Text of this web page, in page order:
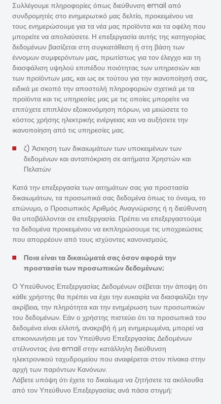
Συλλέγουμε πληροφορίες όπως διεύθυνση email από
συνδρομητές στο ενημερωτικό μας δελτίο, προκειμένου να
τους ενημερώσουμε για τα νέα μας προϊόντα και τα οφέλη που
μπορείτε να απολαύσετε. Η επεξεργασία αυτής της κατηγορίας
δεδομένων βασίζεται στη συγκατάθεση ή στη βάση των
έννομων συμφερόντων μας, πρωτίστως για τον έλεγχο και τη
διασφάλιση υψηλού επιπέδου ποιότητας των υπηρεσιών και
των προϊόντων μας, και ως εκ τούτου για την ικανοποίησή σας,
ειδικά με σκοπό την αποστολή πληροφοριών σχετικά με τα
προϊόντα και τις υπηρεσίες μας με τις οποίες μπορείτε να
επιτύχετε επιπλέον εξοικονόμηση πόρων, να μειώσετε το
κόστος χρήσης ηλεκτρικής ενέργειας και να αυξήσετε την
ικανοποίηση από τις υπηρεσίες μας.
ζ) Άσκηση των δικαιωμάτων των υποκειμένων των
δεδομένων και ανταπόκριση σε αιτήματα Χρηστών και
Πελατών
Κατά την επεξεργασία των αιτημάτων σας για προστασία
δικαιωμάτων, τα προσωπικά σας δεδομένα όπως το όνομα, το
επώνυμο, ο Προσωπικός Αριθμός Αναγνώρισης ή η διεύθυνση
θα υποβάλλονται σε επεξεργασία. Πρέπει να επεξεργαστούμε
τα δεδομένα προκειμένου να εκπληρώσουμε τις υποχρεώσεις
που απορρέουν από τους ισχύοντες κανονισμούς.
Ποια είναι τα δικαιώματά σας όσον αφορά την
προστασία των προσωπικών δεδομένων;
Ο Υπεύθυνος Επεξεργασίας Δεδομένων σέβεται την άποψη ότι
κάθε χρήστης θα πρέπει να έχει την ευκαιρία να διασφαλίζει την
ακρίβεια, την πληρότητα και την ενημέρωση των προσωπικών
του δεδομένων. Εάν ο χρήστης πιστεύει ότι τα προσωπικά του
δεδομένα είναι ελλιπή, ανακριβή ή μη ενημερωμένα, μπορεί να
επικοινωνήσει με τον Υπεύθυνο Επεξεργασίας Δεδομένων
στέλνοντας ένα email στην κατάλληλη διεύθυνση
ηλεκτρονικού ταχυδρομείου που αναφέρεται στον πίνακα στην
αρχή των παρόντων Κανόνων.
Λάβετε υπόψη ότι έχετε το δικαίωμα να ζητήσετε τα ακόλουθα
από τον Υπεύθυνο Επεξεργασίας ανά πάσα στιγμή: